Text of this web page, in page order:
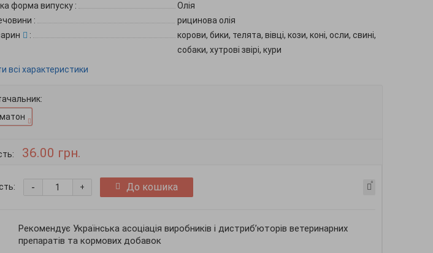
форма випуску :
Олія
:
рицинова олія
:
корови, бики, телята, вівці, кози, коні, осли, свині,
собаки, хутрові звірі, кури
всі характеристики
36.00 грн.
+
- До кошика
Рекомендує Українська асоціація виробників і дистриб’юторів ветеринарних
препаратів та кормових добавок